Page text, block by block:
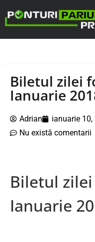
Biletul zilei
Ianuarie
Adrian ianuarie 10,
Nu există comentarii
Biletul
Ianuarie